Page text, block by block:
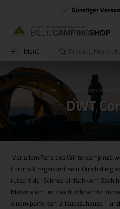
Günstiger
Menü
STARTSEITE ZELT VORZELT UND ZUBEHÖR
DWT
Vor allem Fans des Wintercampings
Cortina II begeistert sein: Durch die
rutscht der Schnee einfach vom Dach
Materialien und das durchdachte
einem perfekten Urlaubszuhause –